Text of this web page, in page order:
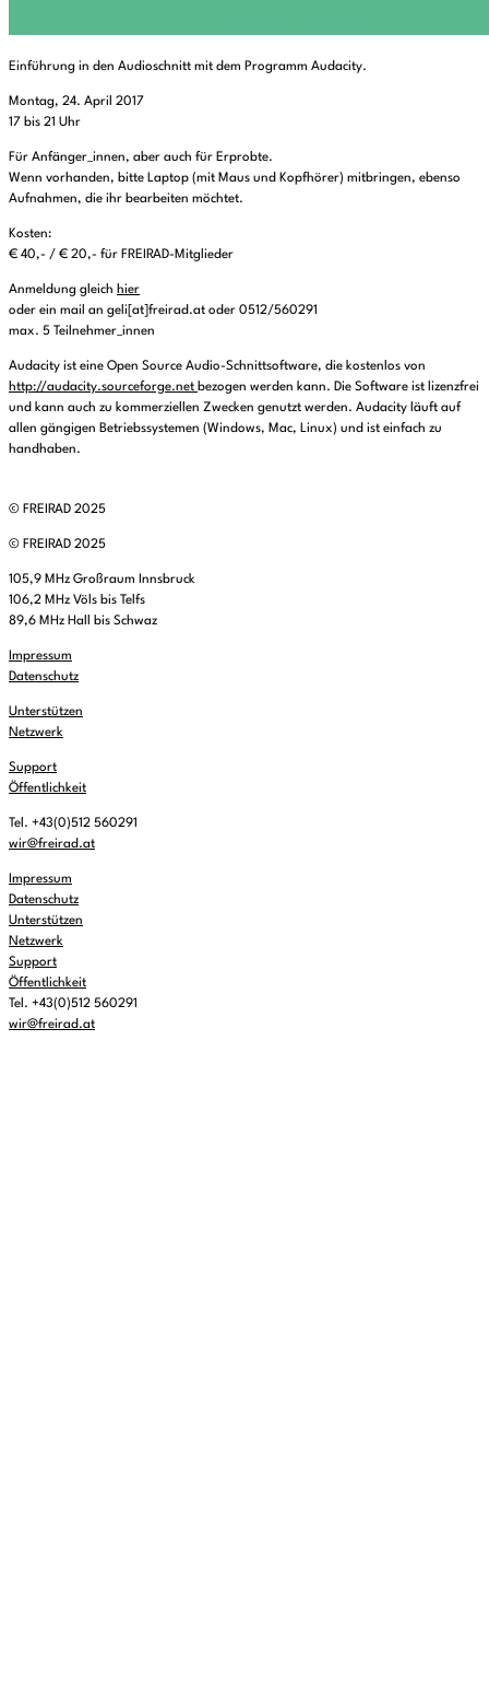
Einführung in den Audioschnitt mit dem Programm Audacity.
Montag, 24. April 2017
17 bis 21 Uhr
Für Anfänger_innen, aber auch für Erprobte.
Wenn vorhanden, bitte Laptop (mit Maus und Kopfhörer) mitbringen, ebenso
Aufnahmen, die ihr bearbeiten möchtet.
Kosten:
€ 40,- / € 20,- für FREIRAD-Mitglieder
Anmeldung gleich hier
oder ein mail an geli[at]freirad.at oder 0512/560291
max. 5 Teilnehmer_innen
Audacity ist eine Open Source Audio-Schnittsoftware, die kostenlos von
http://audacity.sourceforge.net bezogen werden kann. Die Software ist lizenzfrei
und kann auch zu kommerziellen Zwecken genutzt werden. Audacity läuft auf
allen gängigen Betriebssystemen (Windows, Mac, Linux) und ist einfach zu
handhaben.
© FREIRAD 2025
© FREIRAD 2025
105,9 MHz Großraum Innsbruck
106,2 MHz Völs bis Telfs
89,6 MHz Hall bis Schwaz
Impressum
Datenschutz
Unterstützen
Netzwerk
Support
Öffentlichkeit
Tel. +43(0)512 560291
wir@freirad.at
Impressum
Datenschutz
Unterstützen
Netzwerk
Support
Öffentlichkeit
Tel. +43(0)512 560291
wir@freirad.at